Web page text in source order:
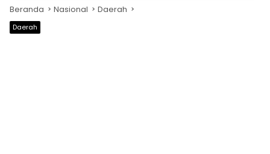
Beranda Nasional Daerah
Daerah